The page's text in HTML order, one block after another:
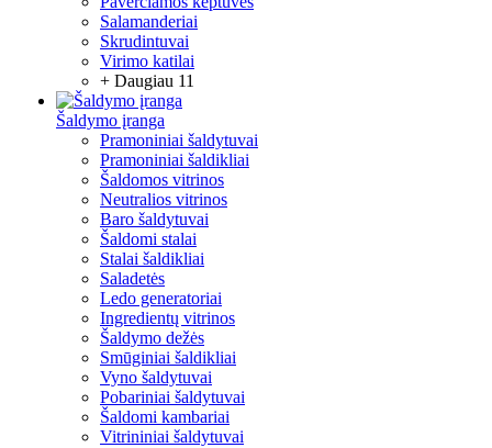
Salamanderiai
Skrudintuvai
Virimo katilai
+ Daugiau 11
Šaldymo įranga
Pramoniniai šaldytuvai
Pramoniniai šaldikliai
Šaldomos vitrinos
Neutralios vitrinos
Baro šaldytuvai
Šaldomi stalai
Stalai šaldikliai
Saladetės
Ledo generatoriai
Ingredientų vitrinos
Šaldymo dežės
Smūginiai šaldikliai
Vyno šaldytuvai
Pobariniai šaldytuvai
Šaldomi kambariai
Vitrininiai šaldytuvai